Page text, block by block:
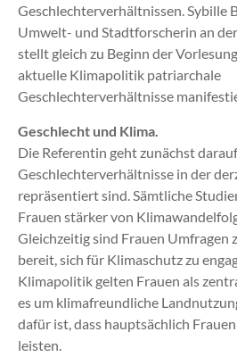
Geschlechterverhältnissen. Sybille
Umwelt- und Stadtforscherin an
stellt gleich zu Beginn der
aktuelle Klimapolitik patriarchale
Geschlechterverhältnisse
Geschlecht und Klima.
Die Referentin geht zunächst
Geschlechterverhältnisse in der
repräsentiert sind. Sämtliche
Frauen stärker von
Gleichzeitig sind Frauen Umfragen
bereit, sich für Klimaschutz zu
Klimapolitik gelten Frauen als
es um klimafreundliche
dafür ist, dass hauptsächlich
leisten.